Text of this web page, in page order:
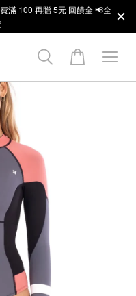
滿 100 再贈 5元 回饋金 📢全